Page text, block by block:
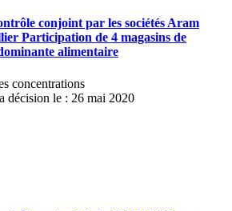
conjoint par les sociétés Aram
Participation de 4 magasins de
alimentaire
concentrations
décision le : 26 mai 2020